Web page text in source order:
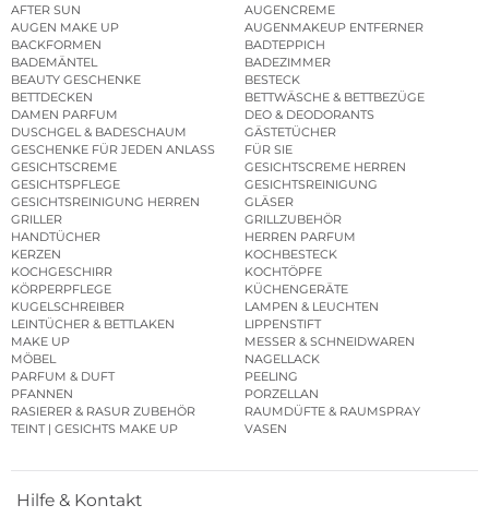
AFTER SUN
AUGENCREME
AUGEN MAKE UP
AUGENMAKEUP ENTFERNER
BACKFORMEN
BADTEPPICH
BADEMÄNTEL
BADEZIMMER
BEAUTY GESCHENKE
BESTECK
BETTDECKEN
BETTWÄSCHE & BETTBEZÜGE
DAMEN PARFUM
DEO & DEODORANTS
DUSCHGEL & BADESCHAUM
GÄSTETÜCHER
GESCHENKE FÜR JEDEN ANLASS
FÜR SIE
GESICHTSCREME
GESICHTSCREME HERREN
GESICHTSPFLEGE
GESICHTSREINIGUNG
GESICHTSREINIGUNG HERREN
GLÄSER
GRILLER
GRILLZUBEHÖR
HANDTÜCHER
HERREN PARFUM
KERZEN
KOCHBESTECK
KOCHGESCHIRR
KOCHTÖPFE
KÖRPERPFLEGE
KÜCHENGERÄTE
KUGELSCHREIBER
LAMPEN & LEUCHTEN
LEINTÜCHER & BETTLAKEN
LIPPENSTIFT
MAKE UP
MESSER & SCHNEIDWAREN
MÖBEL
NAGELLACK
PARFUM & DUFT
PEELING
PFANNEN
PORZELLAN
RASIERER & RASUR ZUBEHÖR
RAUMDÜFTE & RAUMSPRAY
TEINT | GESICHTS MAKE UP
VASEN
Hilfe & Kontakt